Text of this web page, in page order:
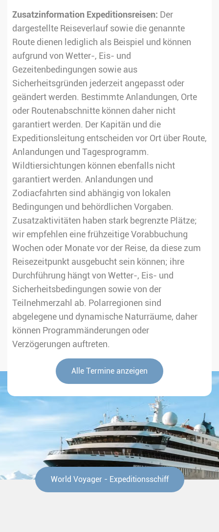
Zusatzinformation Expeditionsreisen: Der
dargestellte Reiseverlauf sowie die genannte
Route dienen lediglich als Beispiel und können
aufgrund von Wetter-, Eis- und
Gezeitenbedingungen sowie aus
Sicherheitsgründen jederzeit angepasst oder
geändert werden. Bestimmte Anlandungen, Orte
oder Routenabschnitte können daher nicht
garantiert werden. Der Kapitän und die
Expeditionsleitung entscheiden vor Ort über Route,
Anlandungen und Tagesprogramm.
Wildtiersichtungen können ebenfalls nicht
garantiert werden. Anlandungen und
Zodiacfahrten sind abhängig von lokalen
Bedingungen und behördlichen Vorgaben.
Zusatzaktivitäten haben stark begrenzte Plätze;
wir empfehlen eine frühzeitige Vorabbuchung
Wochen oder Monate vor der Reise, da diese zum
Reisezeitpunkt ausgebucht sein können; ihre
Durchführung hängt von Wetter-, Eis- und
Sicherheitsbedingungen sowie von der
Teilnehmerzahl ab. Polarregionen sind
abgelegene und dynamische Naturräume, daher
können Programmänderungen oder
Verzögerungen auftreten.
Alle Termine anzeigen
World Voyager - Expeditionsschiff